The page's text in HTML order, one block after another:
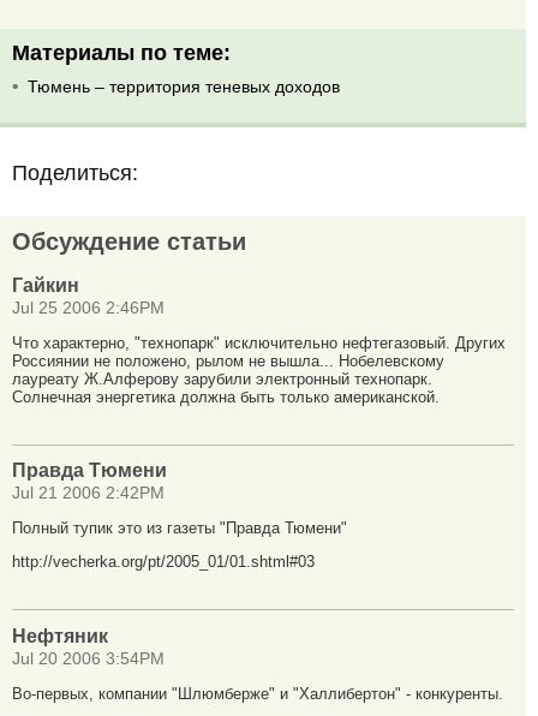
Материалы по теме:
Тюмень – территория теневых доходов
Поделиться:
Обсуждение статьи
Гайкин
Jul 25 2006 2:46PM
Что характерно, "технопарк" исключительно нефтегазовый. Других
Россиянии не положено, рылом не вышла... Нобелевскому
лауреату Ж.Алферову зарубили электронный технопарк.
Солнечная энергетика должна быть только американской.
Правда Тюмени
Jul 21 2006 2:42PM
Полный тупик это из газеты "Правда Тюмени"
http://vecherka.org/pt/2005_01/01.shtml#03
Нефтяник
Jul 20 2006 3:54PM
Во-первых, компании "Шлюмберже" и "Халлибертон" - конкуренты.